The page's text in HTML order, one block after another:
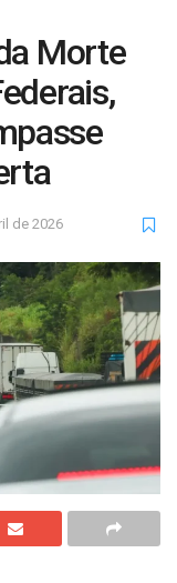
Morte
de 2026